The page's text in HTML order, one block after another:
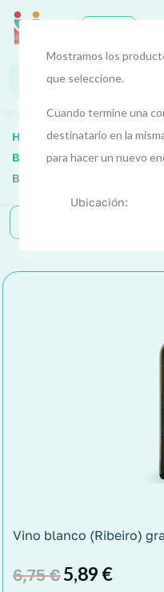
Mostramos los
que seleccione.
Cuando termine una
destinatario en la
para hacer un nuevo
Ubicación:
Home Alimentos Y
Bebidas Y Licores
Vino
Bot 75 Cl
Vino blanco (Ribeiro)
6,75€5,89 €